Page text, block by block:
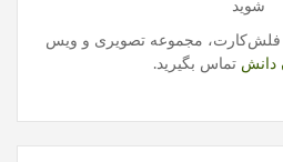
شوید
فلش‌کارت، مجموعه تصویری و ویس
دانش تماس بگیرید.